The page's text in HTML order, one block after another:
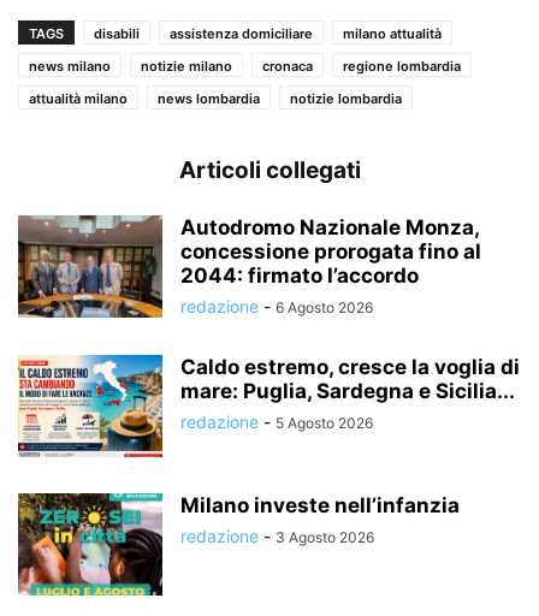
TAGS disabili assistenza domiciliare
milano attualità
news milano
notizie milano cronaca
regione lombardia
attualità milano
news lombardia notizie lombardia
Articoli collegati
Autodromo Nazionale Monza,
concessione prorogata fino al
2044: firmato l’accordo
redazione - 6 Agosto 2026
Caldo estremo, cresce la voglia di
mare: Puglia, Sardegna e Sicilia...
redazione - 5 Agosto 2026
Milano investe nell’infanzia
redazione - 3 Agosto 2026